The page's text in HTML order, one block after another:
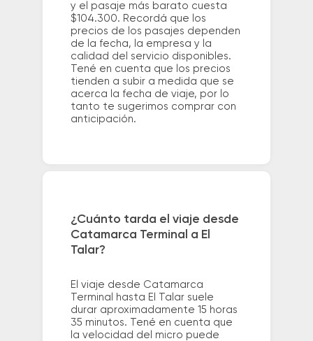
y el pasaje más barato cuesta
$104.300. Recordá que los
precios de los pasajes dependen
de la fecha, la empresa y la
calidad del servicio disponibles.
Tené en cuenta que los precios
tienden a subir a medida que se
acerca la fecha de viaje, por lo
tanto te sugerimos comprar con
anticipación.
¿Cuánto tarda el viaje desde
Catamarca Terminal a El
Talar?
El viaje desde Catamarca
Terminal hasta El Talar suele
durar aproximadamente 15 horas
35 minutos. Tené en cuenta que
la velocidad del micro puede